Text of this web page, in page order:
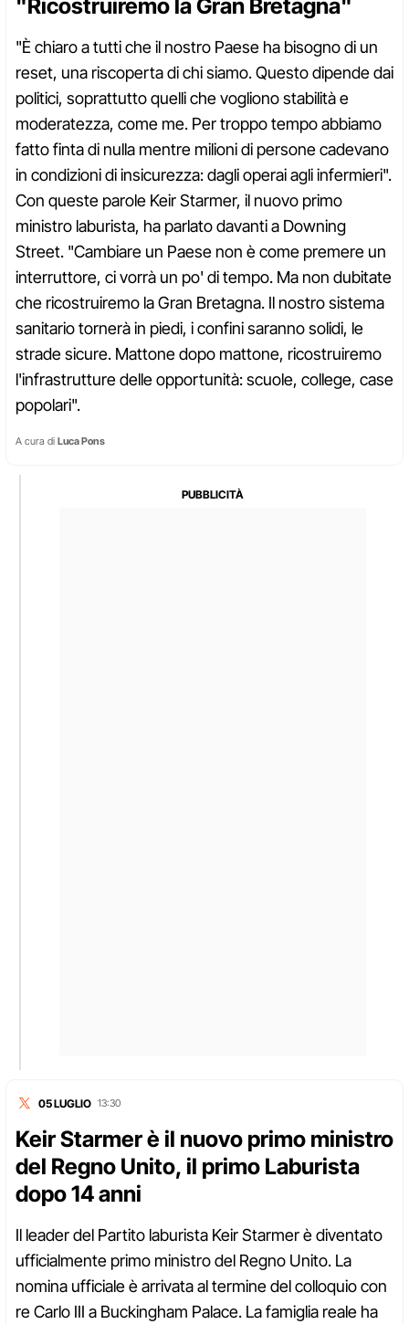
"Ricostruiremo la Gran Bretagna"
"È chiaro a tutti che il nostro Paese ha bisogno di un
reset, una riscoperta di chi siamo. Questo dipende dai
politici, soprattutto quelli che vogliono stabilità e
moderatezza, come me. Per troppo tempo abbiamo
fatto finta di nulla mentre milioni di persone cadevano
in condizioni di insicurezza: dagli operai agli infermieri".
Con queste parole Keir Starmer, il nuovo primo
ministro laburista, ha parlato davanti a Downing
Street. "Cambiare un Paese non è come premere un
interruttore, ci vorrà un po' di tempo. Ma non dubitate
che ricostruiremo la Gran Bretagna. Il nostro sistema
sanitario tornerà in piedi, i confini saranno solidi, le
strade sicure. Mattone dopo mattone, ricostruiremo
l'infrastrutture delle opportunità: scuole, college, case
popolari".
A cura di Luca Pons
05 LUGLIO 13:30
Keir Starmer è il nuovo primo ministro
del Regno Unito, il primo Laburista
dopo 14 anni
Il leader del Partito laburista Keir Starmer è diventato
ufficialmente primo ministro del Regno Unito. La
nomina ufficiale è arrivata al termine del colloquio con
re Carlo III a Buckingham Palace. La famiglia reale ha